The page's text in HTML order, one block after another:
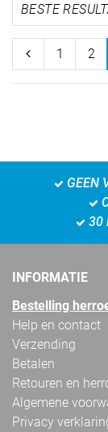
1 2
GEEN
30
INFORMATIE
Bestelling
Help en contact
Verzending
Betalen
Retouren en
Algemene
Privacy